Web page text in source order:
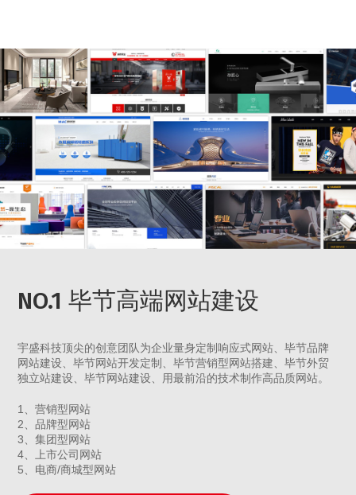
NO.1 毕节高端网站建设
宇盛科技顶尖的创意团队为企业量身定制响应式网站、毕节品牌
网站建设、毕节网站开发定制、毕节营销型网站搭建、毕节外贸
独立站建设、毕节网站建设、用最前沿的技术制作高品质网站。
1、营销型网站
2、品牌型网站
3、集团型网站
4、上市公司网站
5、电商/商城型网站